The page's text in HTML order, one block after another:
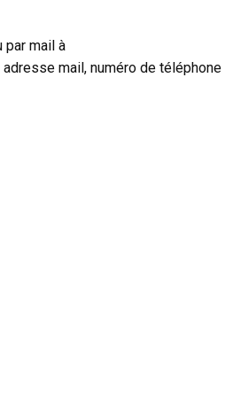
par mail à
mail, numéro de téléphone